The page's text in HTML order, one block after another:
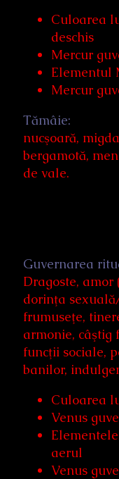
Culoarea
deschis
Mercur
Elementul
Mercur
Tămâie:
nucşoară,
bergamotă,
de vale.
Guvernarea
Dragoste, amor
dorinţa
frumuseţe,
armonie, câştig
funcţii sociale,
banilor,
Culoarea
Venus
aerul
Venus